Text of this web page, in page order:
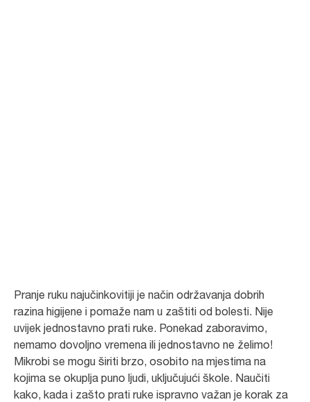
Pranje ruku najučinkovitiji je način održavanja dobrih
razina higijene i pomaže nam u zaštiti od bolesti. Nije
uvijek jednostavno prati ruke. Ponekad zaboravimo,
nemamo dovoljno vremena ili jednostavno ne želimo!
Mikrobi se mogu širiti brzo, osobito na mjestima na
kojima se okuplja puno ljudi, uključujući škole. Naučiti
kako, kada i zašto prati ruke ispravno važan je korak za